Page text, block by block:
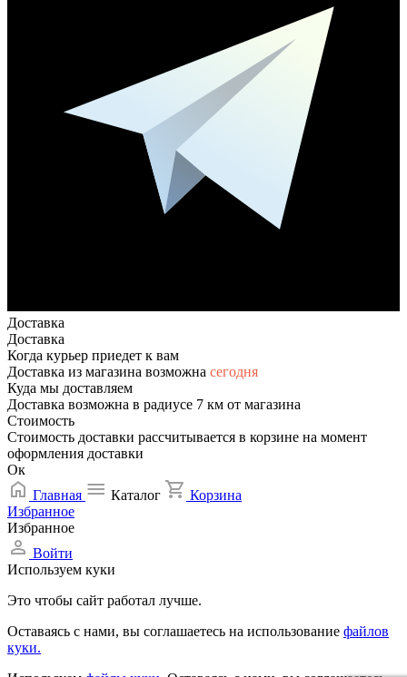
Доставка
Доставка
Когда курьер приедет к вам
Доставка из магазина возможна сегодня
Куда мы доставляем
Доставка возможна в радиусе 7 км от магазина
Стоимость
Стоимость доставки рассчитывается в корзине на момент
оформления доставки
Ок
Главная
Каталог
Корзина
Избранное
Избранное
Войти
Используем куки
Это чтобы сайт работал лучше.
Оставаясь с нами, вы соглашаетесь на использование файлов
куки.